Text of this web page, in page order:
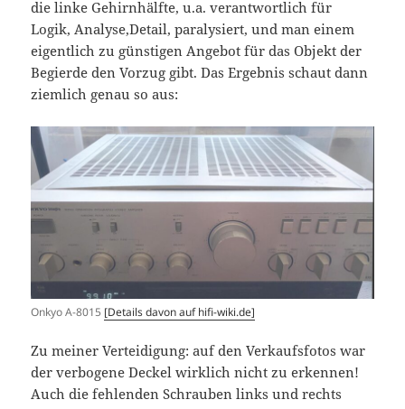
die linke Gehirnhälfte, u.a. verantwortlich für
Logik, Analyse,Detail, paralysiert, und man einem
eigentlich zu günstigen Angebot für das Objekt der
Begierde den Vorzug gibt. Das Ergebnis schaut dann
ziemlich genau so aus:
Onkyo A-8015 [Details davon auf hifi-wiki.de]
Zu meiner Verteidigung: auf den Verkaufsfotos war
der verbogene Deckel wirklich nicht zu erkennen!
Auch die fehlenden Schrauben links und rechts